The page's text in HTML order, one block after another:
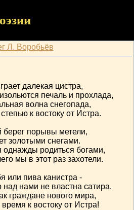
Л. Воробьёв
далекая цистра,
печаль и прохлада,
волна снегопада,
к востоку от Истра.
берег порывы метели,
золотыми снегами.
однажды родиться богами,
мы в этот раз захотели.
или пива канистра -
над нами не властна сатира.
граждане нового мира,
к востоку от Истра!